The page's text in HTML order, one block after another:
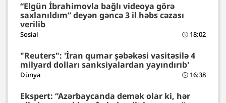
“Elgün İbrahimovla bağlı videoya görə
saxlanıldım” deyən gəncə 3 il həbs cəzası
verilib
Sosial 18:02
"Reuters": 'İran qumar şəbəkəsi vasitəsilə 4
milyard dolları sanksiyalardan yayındırıb'
Dünya 16:38
Ekspert: “Azərbaycanda demək olar ki, hər